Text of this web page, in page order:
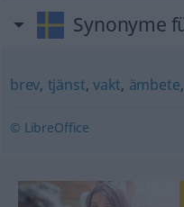
Synonyme
brev, tjänst, vakt, ämbete,
© LibreOffice